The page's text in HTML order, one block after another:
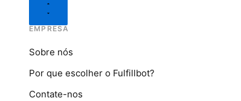
EMPRESA
Sobre nós
Por que escolher o Fulfillbot?
Contate-nos